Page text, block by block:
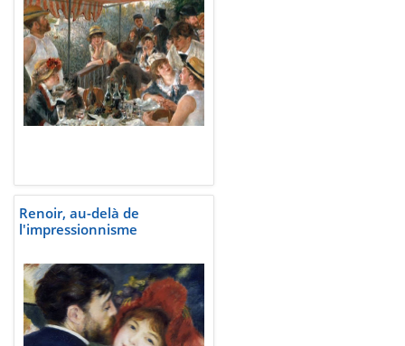
Renoir, au-delà de
l'impressionnisme